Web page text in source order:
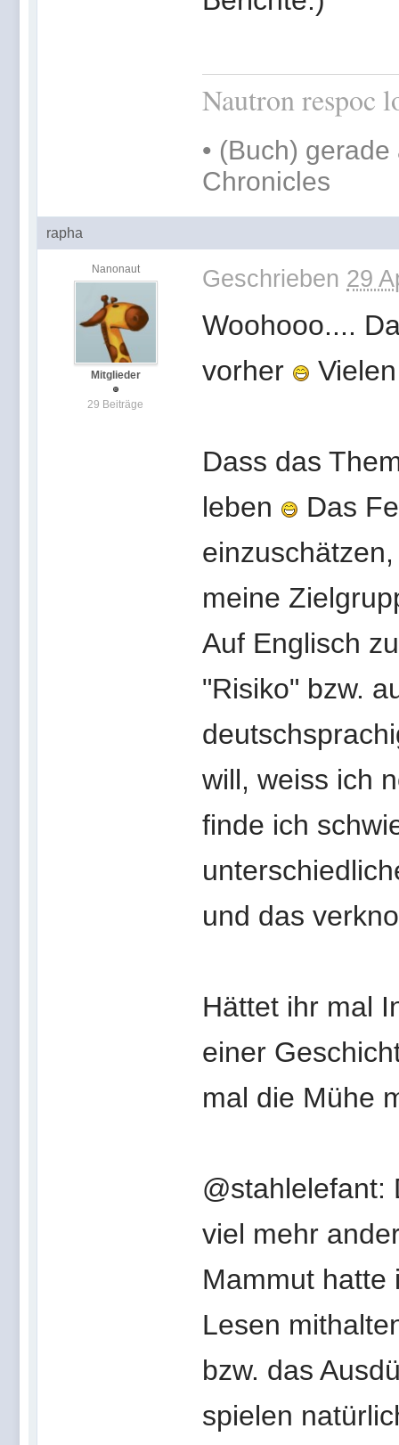
Nautron respoc
• (Buch) gerade
Chronicles
rapha
Nanonaut
Mitglieder
29 Beiträge
Geschrieben 29
Woohooo....
vorher
Dass das
leben
Das
meine
Auf Englisch
"Risiko" bzw.
will, weiss ich
finde ich
und das
Hättet ihr mal
einer
mal die Mühe
@stahlelefant:
viel mehr
Mammut hatte
Lesen
bzw. das
spielen